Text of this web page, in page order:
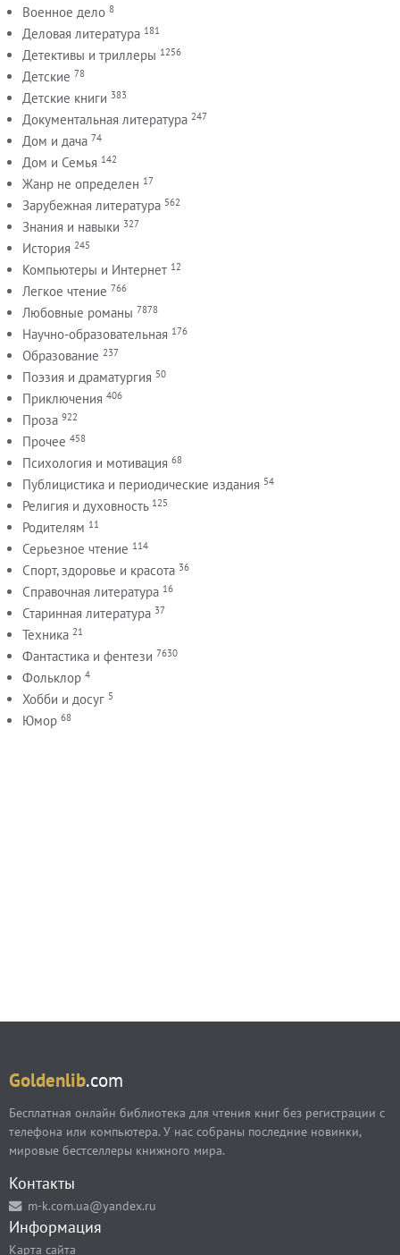
Военное дело 8
Деловая литература 181
Детективы и триллеры 1256
Детские 78
Детские книги 383
Документальная литература 247
Дом и дача 74
Дом и Семья 142
Жанр не определен 17
Зарубежная литература 562
Знания и навыки 327
История 245
Компьютеры и Интернет 12
Легкое чтение 766
Любовные романы 7878
Научно-образовательная 176
Образование 237
Поэзия и драматургия 50
Приключения 406
Проза 922
Прочее 458
Психология и мотивация 68
Публицистика и периодические издания 54
Религия и духовность 125
Родителям 11
Серьезное чтение 114
Спорт, здоровье и красота 36
Справочная литература 16
Старинная литература 37
Техника 21
Фантастика и фентези 7630
Фольклор 4
Хобби и досуг 5
Юмор 68
Goldenlib.com
Бесплатная онлайн библиотека для чтения книг без регистрации с
телефона или компьютера. У нас собраны последние новинки,
мировые бестселлеры книжного мира.
Контакты
m-k.com.ua@yandex.ru
Информация
Карта сайта